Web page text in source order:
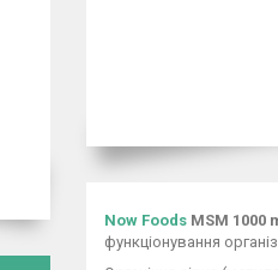
Now Foods MSM 1000
функціонування